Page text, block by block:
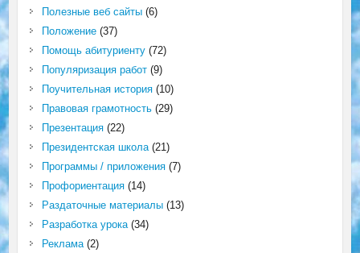
Полезные веб сайты(6)
Положение(37)
Помощь абитуриенту(72)
Популяризация работ(9)
Поучительная история(10)
Правовая грамотность(29)
Презентация(22)
Президентская школа(21)
Программы / приложения(7)
Профориентация(14)
Раздаточные материалы(13)
Разработка урока(34)
Реклама(2)